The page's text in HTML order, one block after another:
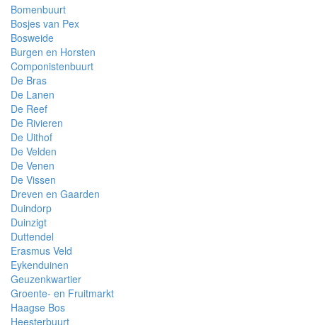
Bomenbuurt
Bosjes van Pex
Bosweide
Burgen en Horsten
Componistenbuurt
De Bras
De Lanen
De Reef
De Rivieren
De Uithof
De Velden
De Venen
De Vissen
Dreven en Gaarden
Duindorp
Duinzigt
Duttendel
Erasmus Veld
Eykenduinen
Geuzenkwartier
Groente- en Fruitmarkt
Haagse Bos
Heesterbuurt